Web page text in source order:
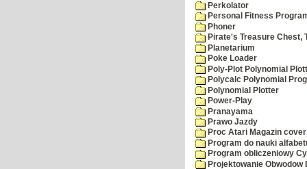
Perkolator
Personal Fitness
Phoner
Pirate's Treasure Chest,
Planetarium
Poke Loader
Poly-Plot Polynomial
Polycalc Polynomial
Polynomial Plotter
Power-Play
Pranayama
Prawo Jazdy
Proc Atari Magazin
Program do nauki
Program obliczeniowy
Projektowanie Obwodow